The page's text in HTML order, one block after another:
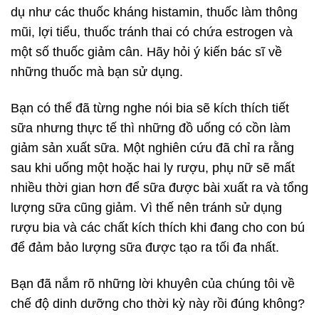
dụ như các thuốc kháng histamin, thuốc làm thông
mũi, lợi tiểu, thuốc tránh thai có chứa estrogen và
một số thuốc giảm cân. Hãy hỏi ý kiến bác sĩ về
những thuốc mà bạn sử dụng.
Bạn có thể đã từng nghe nói bia sẽ kích thích tiết
sữa nhưng thực tế thì những đồ uống có cồn làm
giảm sản xuất sữa. Một nghiên cứu đã chỉ ra rằng
sau khi uống một hoặc hai ly rượu, phụ nữ sẽ mất
nhiều thời gian hơn để sữa được bài xuất ra và tổng
lượng sữa cũng giảm. Vì thế nên tránh sử dụng
rượu bia và các chất kích thích khi đang cho con bú
để đảm bảo lượng sữa được tạo ra tối đa nhất.
Bạn đã nắm rõ những lời khuyên của chúng tôi về
chế độ dinh dưỡng cho thời kỳ này rồi đúng không?